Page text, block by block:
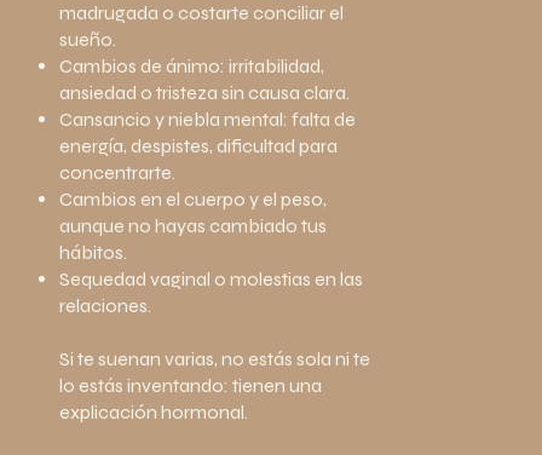
madrugada o costarte conciliar el
sueño.
Cambios de ánimo: irritabilidad,
ansiedad o tristeza sin causa clara.
Cansancio y niebla mental: falta de
energía, despistes, dificultad para
concentrarte.
Cambios en el cuerpo y el peso,
aunque no hayas cambiado tus
hábitos.
Sequedad vaginal o molestias en las
relaciones.
Si te suenan varias, no estás sola ni te
lo estás inventando: tienen una
explicación hormonal.